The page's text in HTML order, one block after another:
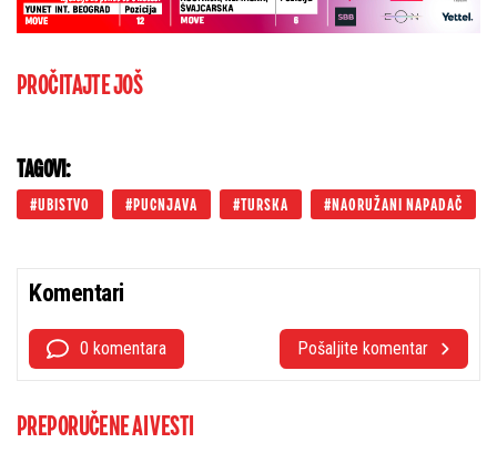
PROČITAJTE JOŠ
TAGOVI:
UBISTVO PUCNJAVA TURSKA NAORUŽANI NAPADAČ
Komentari
0 komentara Pošaljite komentar
PREPORUČENE AI VESTI